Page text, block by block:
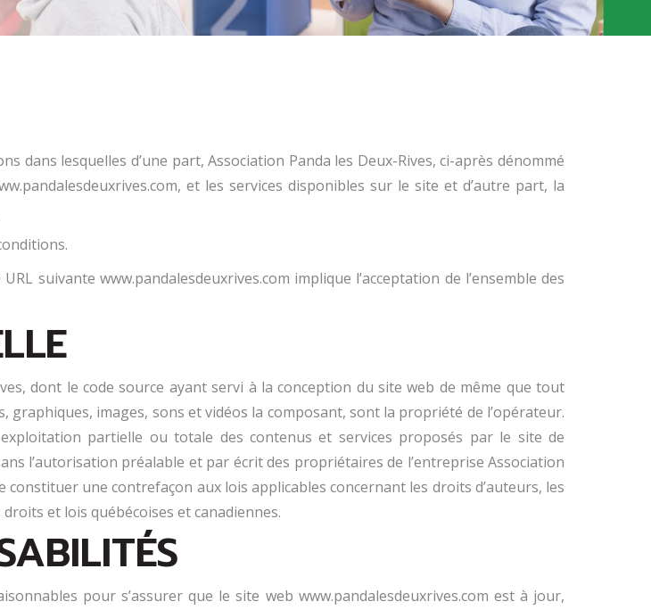
lesquelles d’une part, Association Panda les Deux-Rives, ci-après dénommé
et les services disponibles sur le site et d’autre part, la
suivante www.pandalesdeuxrives.com implique l’acceptation de l’ensemble des
dont le code source ayant servi à la conception du site web de même que tout
images, sons et vidéos la composant, sont la propriété de l’opérateur.
partielle ou totale des contenus et services proposés par le site de
l’autorisation préalable et par écrit des propriétaires de l’entreprise Association
une contrefaçon aux lois applicables concernant les droits d’auteurs, les
et lois québécoises et canadiennes.
pour s’assurer que le site web www.pandalesdeuxrives.com est à jour,